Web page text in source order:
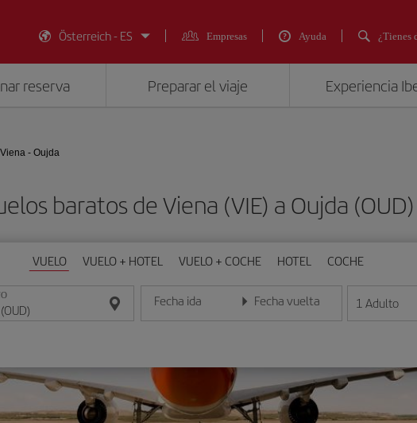
Österreich - ES
Empresas Ayuda ¿Tienes
reserva Preparar el viaje Experiencia
Viena - Oujda
baratos de Viena (VIE) a Oujda (OUD)
VUELO VUELO + HOTEL VUELO + COCHE HOTEL COCHE
Fecha ida
Introduce la fecha en formato día/mes/año
Fecha vuelta
Introduce la fecha en formato día/mes/
1 Adulto